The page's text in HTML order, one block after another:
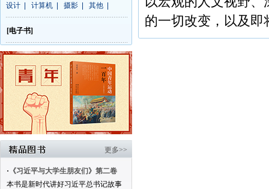
设计
计算机 摄影 其他
[电子书]
更多>>
· 《习近平与大学生朋友们》第二卷
本书是新时代讲好习近平总书记故事
的一切改变，以及即